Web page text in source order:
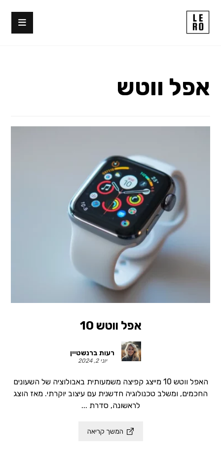
אפל ווטש
אפל ווטש 10
רעות ברנשטיין
יוני 2, 2024
האפל ווטש 10 מייצג קפיצה משמעותית באבולוציה של השעונים
החכמים, ומשלב טכנולוגיה חדשנית עם עיצוב יוקרתי. מאז הוצג
לראשונה, סדרת ...
המשך קריאה